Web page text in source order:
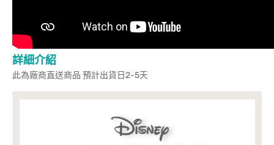
詳細介紹
此為廠商直送商品 預計出貨日2-5天